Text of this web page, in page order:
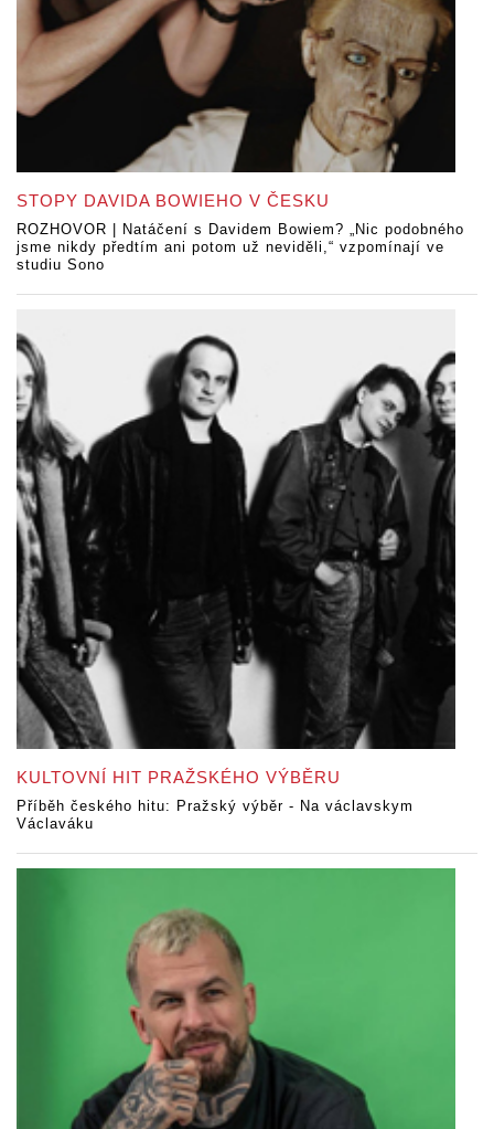
STOPY DAVIDA BOWIEHO V ČESKU
ROZHOVOR | Natáčení s Davidem Bowiem? „Nic podobného
jsme nikdy předtím ani potom už neviděli,“ vzpomínají ve
studiu Sono
KULTOVNÍ HIT PRAŽSKÉHO VÝBĚRU
Příběh českého hitu: Pražský výběr - Na václavskym
Václaváku